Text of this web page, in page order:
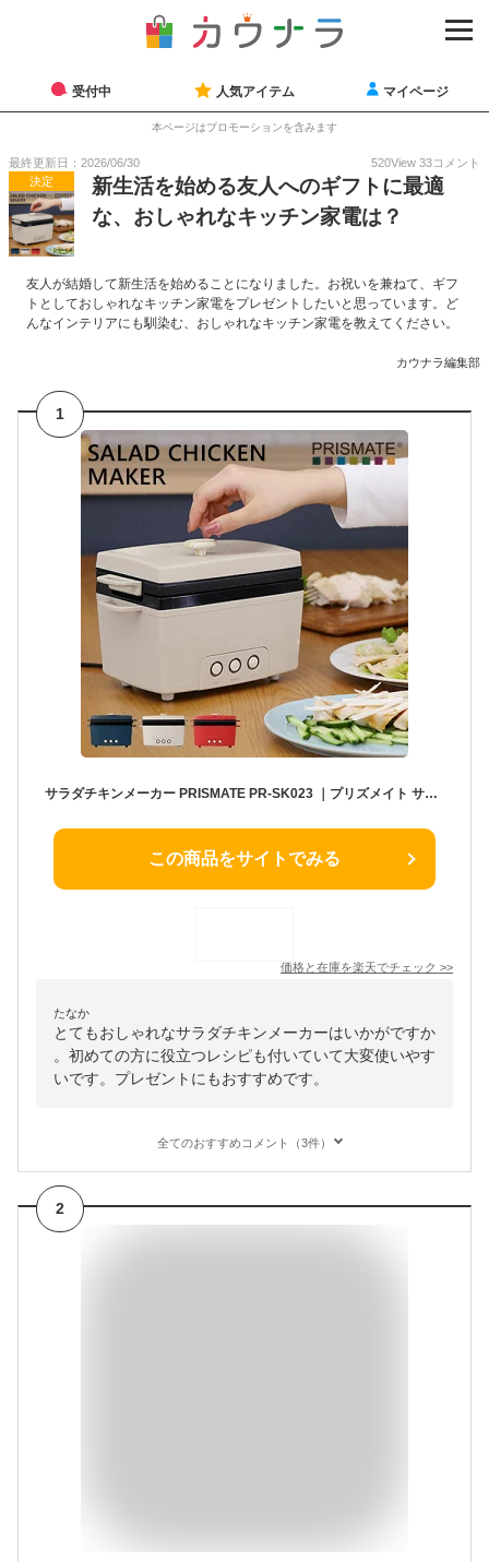
受付中 人気アイテム マイページ
本ページはプロモーションを含みます
最終更新日：2026/06/30 520View 33コメント
決定
新生活を始める友人へのギフトに最適
な、おしゃれなキッチン家電は？
友人が結婚して新生活を始めることになりました。お祝いを兼ねて、ギフ
トとしておしゃれなキッチン家電をプレゼントしたいと思っています。ど
んなインテリアにも馴染む、おしゃれなキッチン家電を教えてください。
カウナラ編集部
1
サラダチキンメーカー PRISMATE PR-SK023 ｜プリズメイト サラダチキン レシピブック付 調理家電 キッチン コンパクト キッチン家電 料理 調理 鍋 電気鍋 低温調理器 家電 一人暮らし おしゃれ シンプル PRSK023 レッド ネイビー ライトベージュ ギフト プレゼント
この商品をサイトでみる
価格と在庫を楽天でチェック >>
たなか
とてもおしゃれなサラダチキンメーカーはいかがですか
。初めての方に役立つレシピも付いていて大変使いやす
いです。プレゼントにもおすすめです。
全てのおすすめコメント（3件）
2